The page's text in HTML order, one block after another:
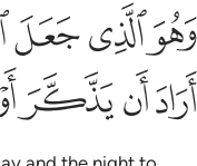
وهو الذي جعل الليل والنهار
وَهُوَ ٱلَّذِى جَعَلَ ٱلَّيْلَ
ﲔﲕﲖ
ﲛﲜﲝ